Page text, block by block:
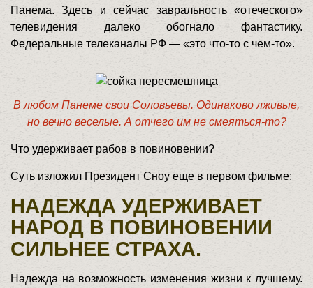
Панема. Здесь и сейчас завральность «отеческого»
телевидения далеко обогнало фантастику.
Федеральные телеканалы РФ — «это что-то с чем-то».
В любом Панеме свои Соловьевы. Одинаково лживые,
но вечно веселые. А отчего им не смеяться-то?
Что удерживает рабов в повиновении?
Суть изложил Президент Сноу еще в первом фильме:
НАДЕЖДА УДЕРЖИВАЕТ
НАРОД В ПОВИНОВЕНИИ
СИЛЬНЕЕ СТРАХА.
Надежда на возможность изменения жизни к лучшему.